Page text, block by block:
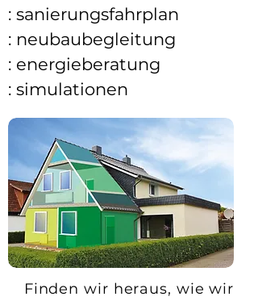
: sanierungsfahrplan
: neubaubegleitung
: energieberatung
: simulationen
Finden wir heraus, wie wir